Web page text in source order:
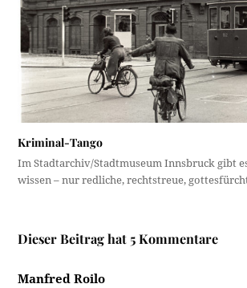
Kriminal-Tango
Im Stadtarchiv/Stadtmuseum Innsbruck gibt
wissen – nur redliche, rechtstreue,
Dieser Beitrag hat 5 Kommentare
Manfred Roilo